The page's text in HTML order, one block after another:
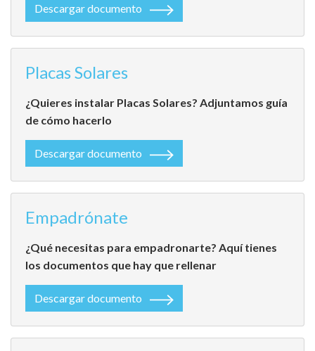
Descargar documento
Placas Solares
¿Quieres instalar Placas Solares? Adjuntamos guía
de cómo hacerlo
Descargar documento
Empadrónate
¿Qué necesitas para empadronarte? Aquí tienes
los documentos que hay que rellenar
Descargar documento